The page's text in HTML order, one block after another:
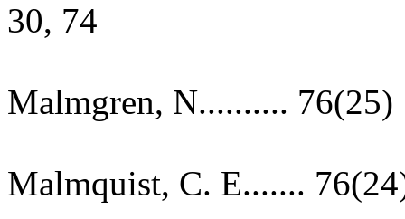
30, 74
Malmgren, N.......... 76(25)
Malmquist, C. E.......